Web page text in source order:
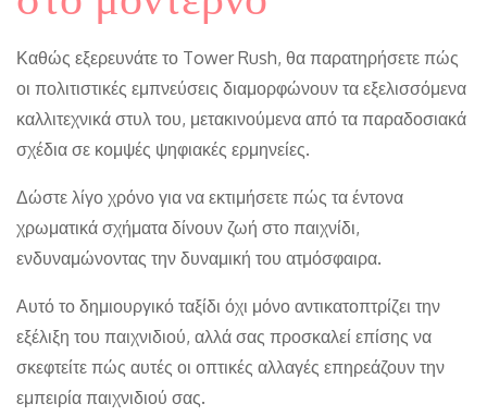
Καθώς εξερευνάτε το Tower Rush, θα παρατηρήσετε πώς
οι πολιτιστικές εμπνεύσεις διαμορφώνουν τα εξελισσόμενα
καλλιτεχνικά στυλ του, μετακινούμενα από τα παραδοσιακά
σχέδια σε κομψές ψηφιακές ερμηνείες.
Δώστε λίγο χρόνο για να εκτιμήσετε πώς τα έντονα
χρωματικά σχήματα δίνουν ζωή στο παιχνίδι,
ενδυναμώνοντας την δυναμική του ατμόσφαιρα.
Αυτό το δημιουργικό ταξίδι όχι μόνο αντικατοπτρίζει την
εξέλιξη του παιχνιδιού, αλλά σας προσκαλεί επίσης να
σκεφτείτε πώς αυτές οι οπτικές αλλαγές επηρεάζουν την
εμπειρία παιχνιδιού σας.